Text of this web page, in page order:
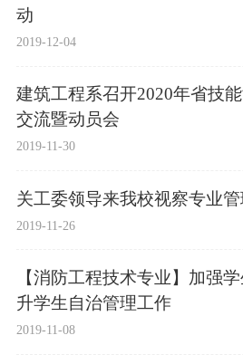
动
2019-12-04
建筑工程系召开2020年省技
交流暨动员会
2019-11-30
关工委领导来我校视察专业
2019-11-26
【消防工程技术专业】加强
升学生自治管理工作
2019-11-08